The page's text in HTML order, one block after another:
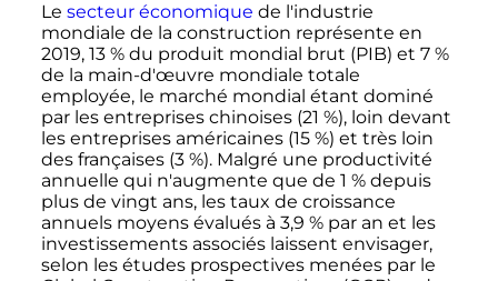
Le secteur économique de l'industrie
mondiale de la construction représente en
2019, 13 % du produit mondial brut (PIB) et 7 %
de la main-d'œuvre mondiale totale
employée, le marché mondial étant dominé
par les entreprises chinoises (21 %), loin devant
les entreprises américaines (15 %) et très loin
des françaises (3 %). Malgré une productivité
annuelle qui n'augmente que de 1 % depuis
plus de vingt ans, les taux de croissance
annuels moyens évalués à 3,9 % par an et les
investissements associés laissent envisager,
selon les études prospectives menées par le